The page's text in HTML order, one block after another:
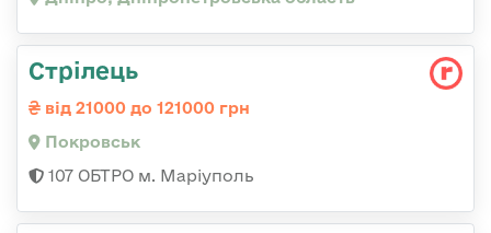
Стрілець
від 21000 до 121000 грн
Покровськ
107 ОБТРО м. Маріуполь